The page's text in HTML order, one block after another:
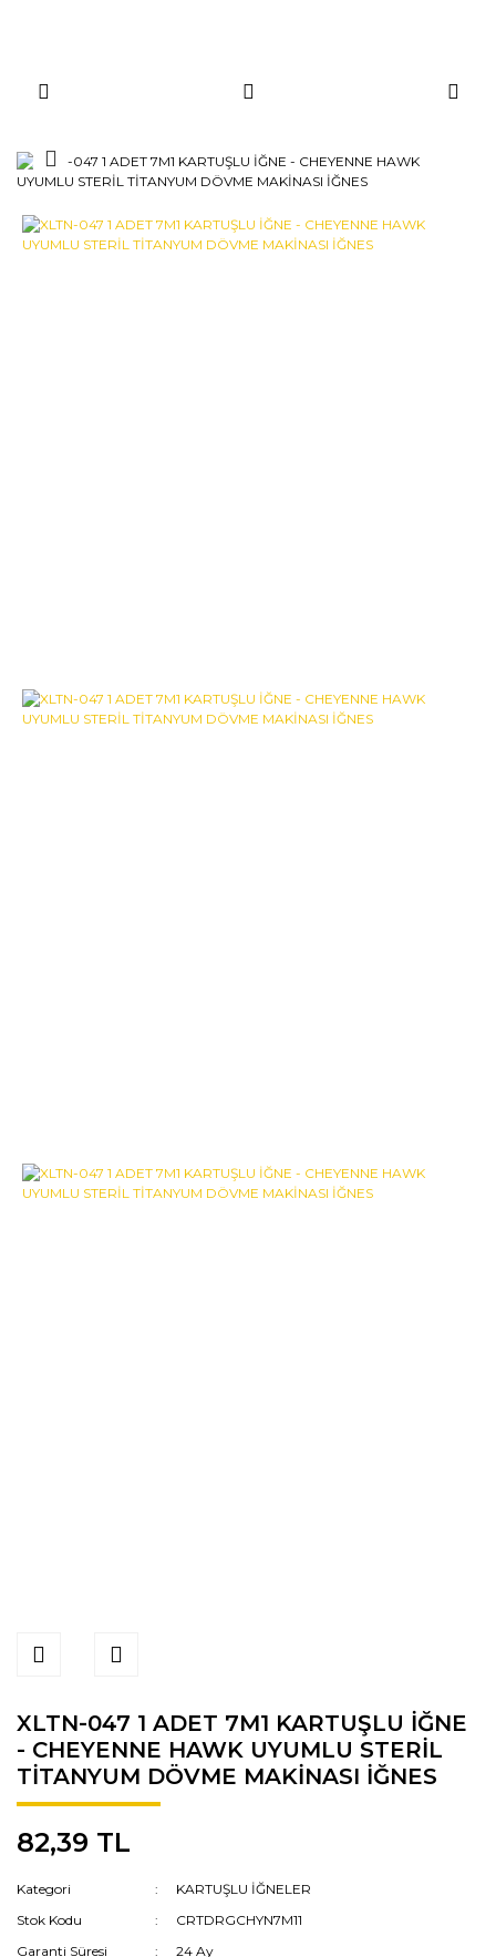
XLTN-047 1 ADET 7M1 KARTUŞLU İĞNE
- CHEYENNE HAWK UYUMLU STERİL
TİTANYUM DÖVME MAKİNASI İĞNES
82,39 TL
Kategori
KARTUŞLU İĞNELER
Stok Kodu
CRTDRGCHYN7M11
Garanti Süresi
24 Ay